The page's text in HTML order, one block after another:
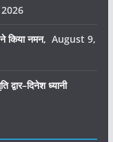
किया नमन, August 9,
ध्यानी